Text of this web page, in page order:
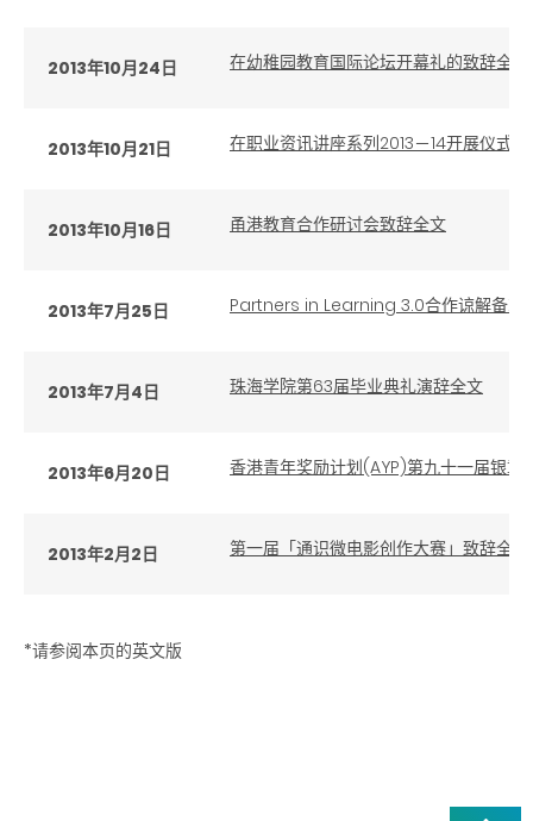
2013年10月24日 在幼稚园教育国际论坛开幕礼的致辞全文
2013年10月21日 在职业资讯讲座系列2013－14开展仪式
2013年10月16日 甬港教育合作研讨会致辞全文
2013年7月25日 Partners in Learning 3.0合作谅解备忘
2013年7月4日 珠海学院第63届毕业典礼演辞全文
2013年6月20日 香港青年奖励计划(AYP)第九十一届银章
2013年2月2日 第一届「通识微电影创作大赛」致辞全文
*请参阅本页的英文版